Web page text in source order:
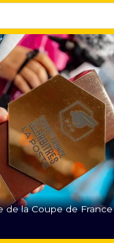
c
l
e
s
d
’
a
r
r
g
:
de la Coupe de